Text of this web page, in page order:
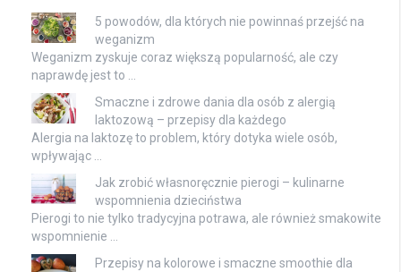
5 powodów, dla których nie powinnaś przejść na
weganizm
Weganizm zyskuje coraz większą popularność, ale czy
naprawdę jest to …
Smaczne i zdrowe dania dla osób z alergią
laktozową – przepisy dla każdego
Alergia na laktozę to problem, który dotyka wiele osób,
wpływając …
Jak zrobić własnoręcznie pierogi – kulinarne
wspomnienia dzieciństwa
Pierogi to nie tylko tradycyjna potrawa, ale również smakowite
wspomnienie …
Przepisy na kolorowe i smaczne smoothie dla